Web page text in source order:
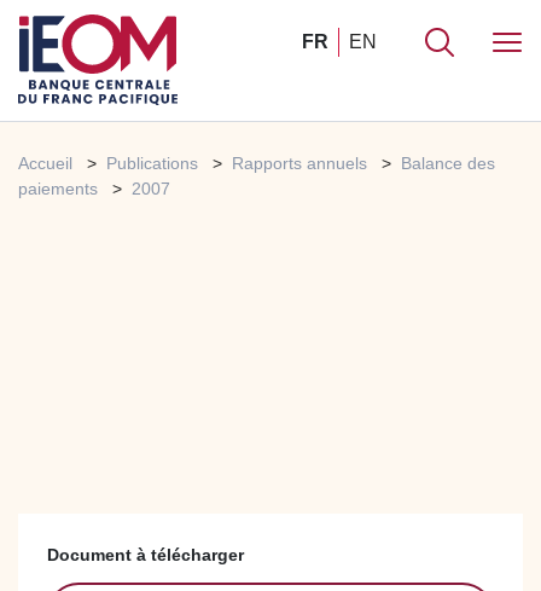
FR EN
Accueil Publications Rapports annuels
Balance des
paiements
2007
Document à télécharger